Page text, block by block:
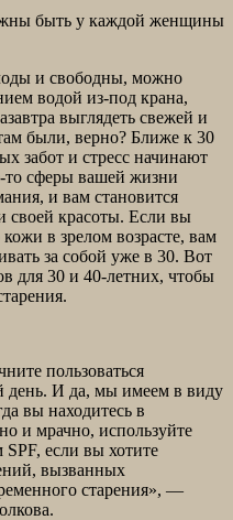
и свободны, можно
водой из-под крана,
выглядеть свежей и
были, верно? Ближе к 30
забот и стресс начинают
то сферы вашей жизни
и вам становится
своей красоты. Если вы
в зрелом возрасте, вам
за собой уже в 30. Вот
для 30 и 40-летних, чтобы
пользоваться
И да, мы имеем в виду
вы находитесь в
и мрачно, используйте
если вы хотите
вызванных
старения», —